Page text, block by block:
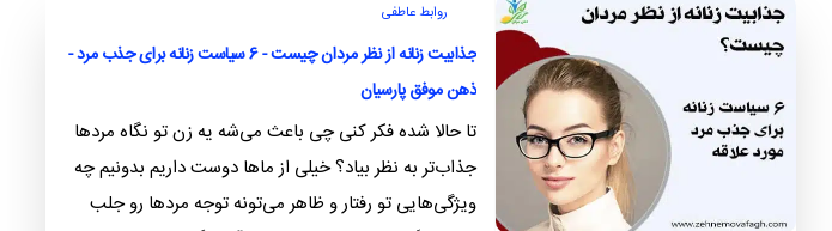
روابط عاطفی
جذابیت زنانه از نظر مردان چیست - 6 سیاست زنانه برای جذب مرد -
ذهن موفق پارسیان
تا حالا شده فکر کنی چی باعث می‌شه یه زن تو نگاه مردها
جذاب‌تر به نظر بیاد؟ خیلی از ماها دوست داریم بدونیم چه
ویژگی‌هایی تو رفتار و ظاهر می‌تونه توجه مردها رو جلب